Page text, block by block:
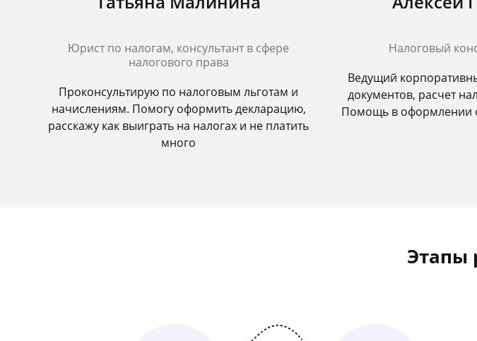
Юрист по налогам, консультант в сфере
налогового права
Проконсультирую по налоговым льготам и
начислениям. Помогу оформить декларацию,
расскажу как выиграть на налогах и не платить
много
Налоговый
Ведущий
документов, расчет
Помощь в оформлении
Этапы